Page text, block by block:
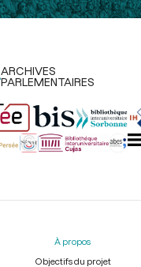
ARCHIVES
PARLEMENTAIRES
À propos
Objectifs du projet